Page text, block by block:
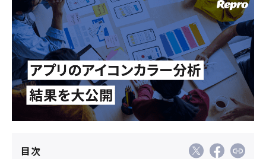
資料ダウンロード 料金・お問合せ
目次